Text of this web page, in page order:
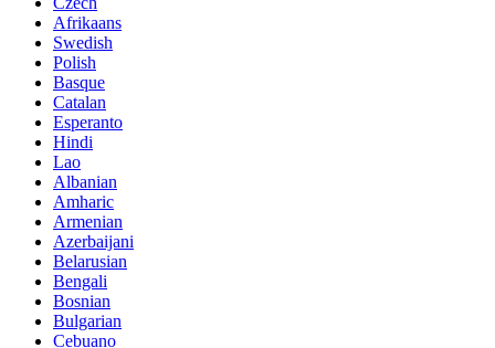
Afrikaans
Swedish
Polish
Basque
Catalan
Esperanto
Hindi
Lao
Albanian
Amharic
Armenian
Azerbaijani
Belarusian
Bengali
Bosnian
Bulgarian
Cebuano